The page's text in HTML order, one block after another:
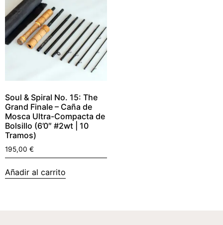
Soul & Spiral No. 15: The
Grand Finale – Caña de
Mosca Ultra-Compacta de
Bolsillo (6’0″ #2wt | 10
Tramos)
195,00 €
Añadir al carrito